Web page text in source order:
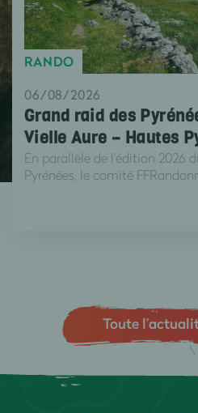
RANDO
06/08/2026
Grand raid des
Vielle Aure – Hautes
En parallèle de l'édition 2026
Pyrénées, le comité
Toute